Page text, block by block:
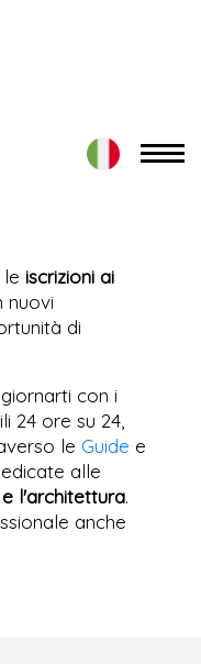
iscrizioni ai
nuovi
di
con i
24 ore su 24,
le Guide e
alle
l'architettura.
anche